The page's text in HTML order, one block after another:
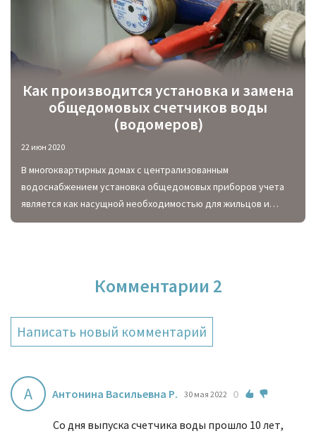
Как производится установка и замена
общедомовых счетчиков воды
(водомеров)
22 июн 2020
В многоквартирных домах с централизованным
водоснабжением установка общедомовых приборов учета
является как насущной необходимостью для жильцов и
управляющей компании, так и реализацией ФЗ «Об
объектов без общедомовых приборов учета применяется
Комментарии 2
Написать новый комментарий
А Антонина Васильевна Р. 30 мая 2022 0
Со дня выпуска счетчика воды прошло 10 лет,